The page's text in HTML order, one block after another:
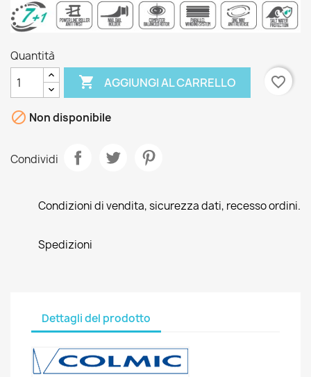
Quantità
 AGGIUNGI AL CARRELLO favorite_border
 Non disponibile
Condividi
Condizioni di vendita, sicurezza dati, recesso ordini.
Spedizioni
Dettagli del prodotto